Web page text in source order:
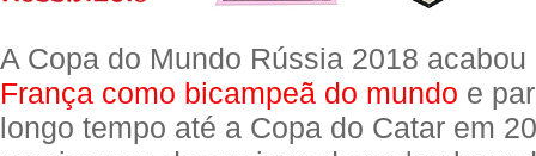
A Copa do Mundo Rússia 2018
França como bicampeã do mundo e
longo tempo até a Copa do Catar em